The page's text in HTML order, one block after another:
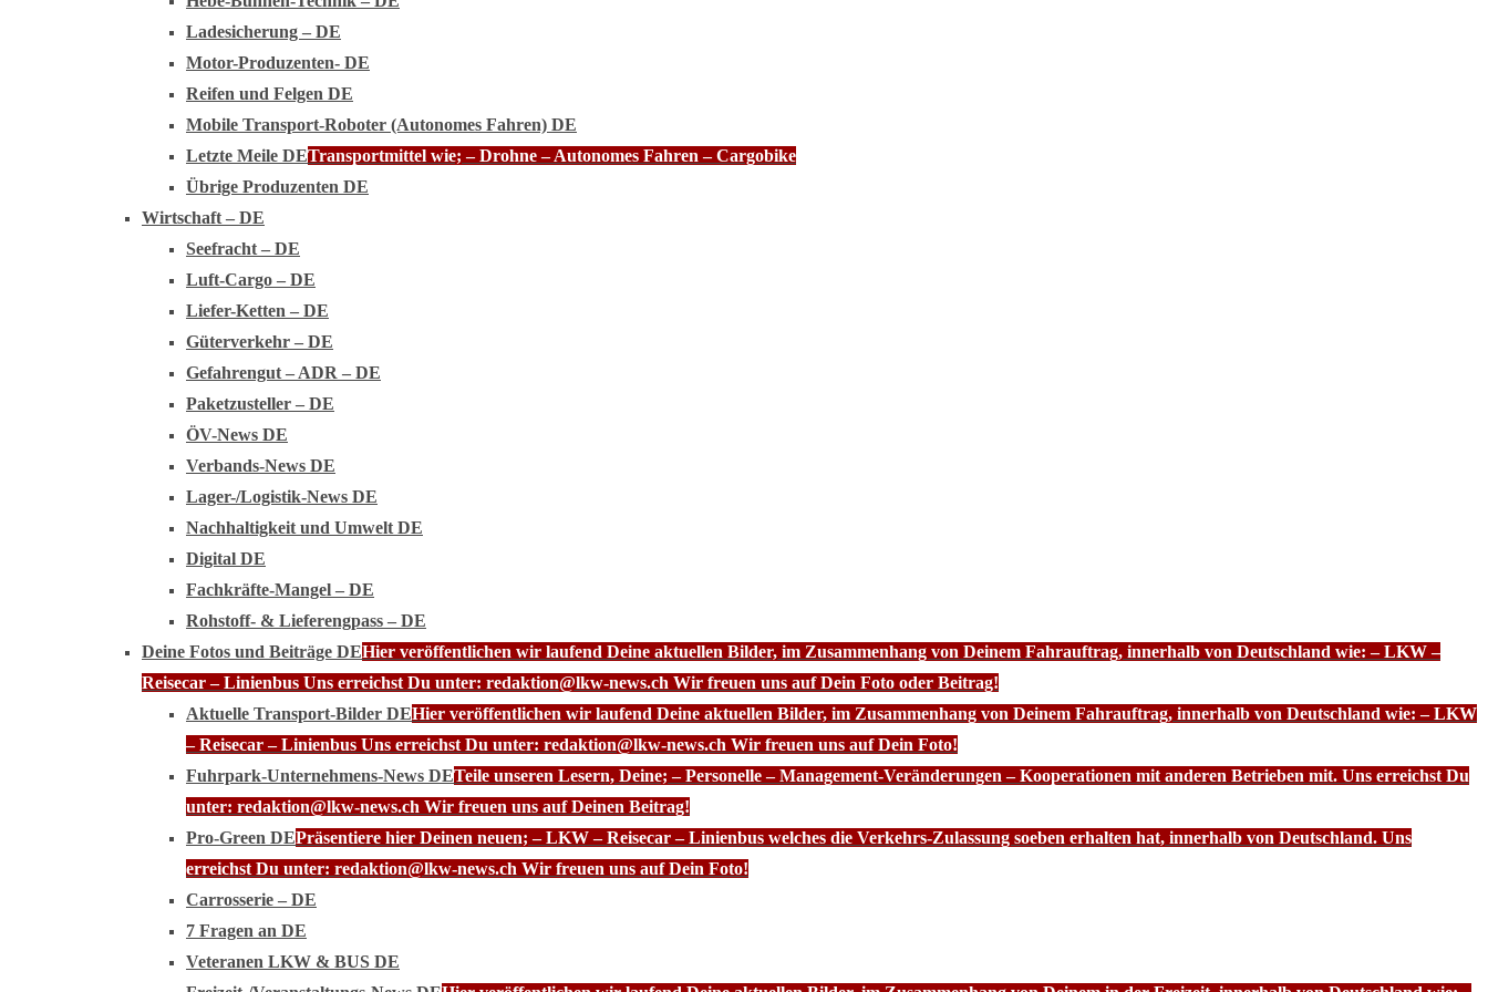
Ladesicherung – DE
Motor-Produzenten- DE
Reifen und Felgen DE
Mobile Transport-Roboter (Autonomes Fahren) DE
Letzte Meile DETransportmittel wie; – Drohne – Autonomes Fahren – Cargobike
Übrige Produzenten DE
Wirtschaft – DE
Seefracht – DE
Luft-Cargo – DE
Liefer-Ketten – DE
Güterverkehr – DE
Gefahrengut – ADR – DE
Paketzusteller – DE
ÖV-News DE
Verbands-News DE
Lager-/Logistik-News DE
Nachhaltigkeit und Umwelt DE
Digital DE
Fachkräfte-Mangel – DE
Rohstoff- & Lieferengpass – DE
Deine Fotos und Beiträge DEHier veröffentlichen wir laufend Deine aktuellen Bilder, im Zusammenhang von Deinem Fahrauftrag, innerhalb von Deutschland wie: – LKW –
Reisecar – Linienbus Uns erreichst Du unter: redaktion@lkw-news.ch Wir freuen uns auf Dein Foto oder Beitrag!
Aktuelle Transport-Bilder DEHier veröffentlichen wir laufend Deine aktuellen Bilder, im Zusammenhang von Deinem Fahrauftrag, innerhalb von Deutschland wie: – LKW
– Reisecar – Linienbus Uns erreichst Du unter: redaktion@lkw-news.ch Wir freuen uns auf Dein Foto!
Fuhrpark-Unternehmens-News DETeile unseren Lesern, Deine; – Personelle – Management-Veränderungen – Kooperationen mit anderen Betrieben mit. Uns erreichst Du
unter: redaktion@lkw-news.ch Wir freuen uns auf Deinen Beitrag!
Pro-Green DEPräsentiere hier Deinen neuen; – LKW – Reisecar – Linienbus welches die Verkehrs-Zulassung soeben erhalten hat, innerhalb von Deutschland. Uns
erreichst Du unter: redaktion@lkw-news.ch Wir freuen uns auf Dein Foto!
Carrosserie – DE
7 Fragen an DE
Veteranen LKW & BUS DE